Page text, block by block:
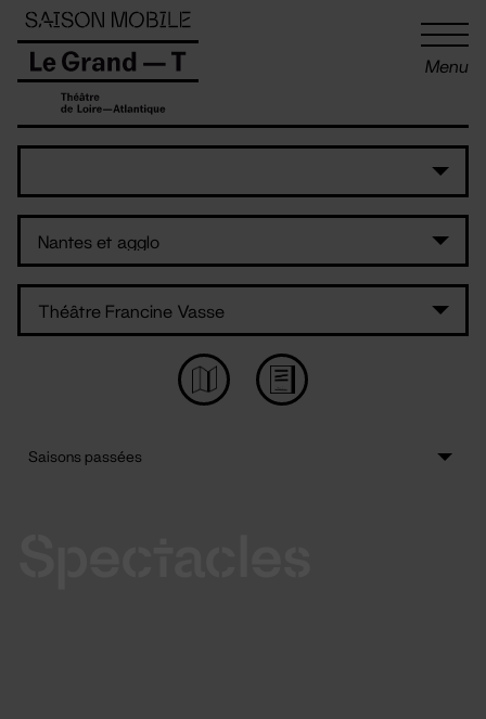
Menu
Panneau de gestion des cookies